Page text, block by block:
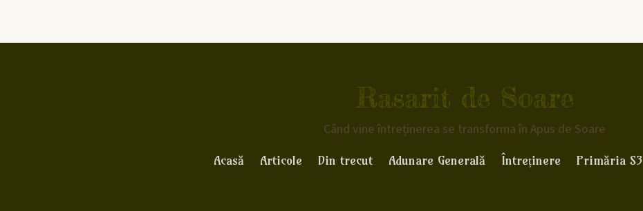
Rasarit de Soare
Când vine întreținerea se transforma în Apus de Soare
Acasă Articole Din trecut Adunare Generală Întreținere Primăria S3